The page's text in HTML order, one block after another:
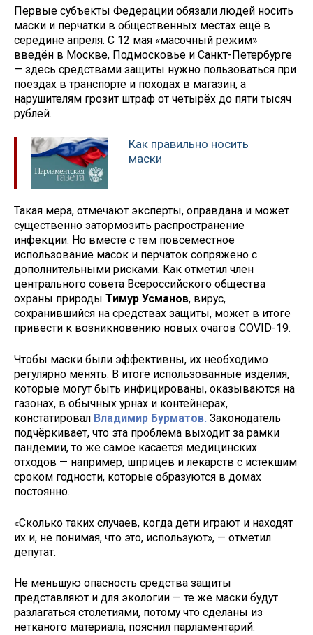
Первые субъекты Федерации обязали людей носить
маски и перчатки в общественных местах ещё в
середине апреля. С 12 мая «масочный режим»
введён в Москве, Подмосковье и Санкт-Петербурге
— здесь средствами защиты нужно пользоваться при
поездах в транспорте и походах в магазин, а
нарушителям грозит штраф от четырёх до пяти тысяч
рублей.
Как правильно носить
маски
Такая мера, отмечают эксперты, оправдана и может
существенно затормозить распространение
инфекции. Но вместе с тем повсеместное
использование масок и перчаток сопряжено с
дополнительными рисками. Как отметил член
центрального совета Всероссийского общества
охраны природы Тимур Усманов, вирус,
сохранившийся на средствах защиты, может в итоге
привести к возникновению новых очагов COVID-19.
Чтобы маски были эффективны, их необходимо
регулярно менять. В итоге использованные изделия,
которые могут быть инфицированы, оказываются на
газонах, в обычных урнах и контейнерах,
констатировал Владимир Бурматов. Законодатель
подчёркивает, что эта проблема выходит за рамки
пандемии, то же самое касается медицинских
отходов — например, шприцев и лекарств с истекшим
сроком годности, которые образуются в домах
постоянно.
«Сколько таких случаев, когда дети играют и находят
их и, не понимая, что это, используют», — отметил
депутат.
Не меньшую опасность средства защиты
представляют и для экологии — те же маски будут
разлагаться столетиями, потому что сделаны из
нетканого материала, пояснил парламентарий.